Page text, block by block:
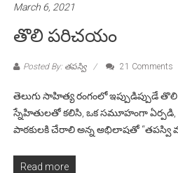
March 6, 2021
తొలి పరిచయం
Posted By: తపస్వి 21 Comments
తెలుగు సాహిత్య రంగంలో ఇప్పుడిప్పుడే తొలి
స్నేహితులతో కలిసి, ఒక సమూహంగా
పాఠకులకి చేరాలి అన్న అభిలాషతో “తపస్వి
Read more